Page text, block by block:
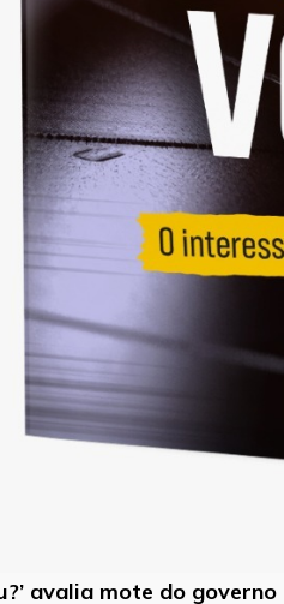
avalia mote do